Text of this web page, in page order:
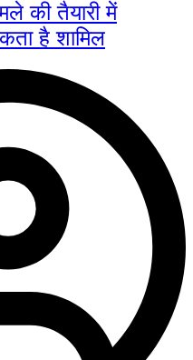
की तैयारी में
है शामिल